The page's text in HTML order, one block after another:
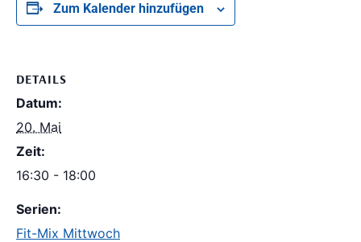
Zum Kalender hinzufügen
DETAILS
Datum:
20. Mai
Zeit:
16:30 - 18:00
Serien:
Fit-Mix Mittwoch